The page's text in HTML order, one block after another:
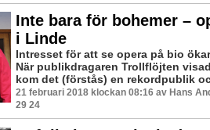
Inte bara för bohemer –
i Linde
Intresset för att se opera på bio
När publikdragaren Trollflöjten
kom det (förstås) en rekordpublik
21 februari 2018 klockan 08:16 av Hans
29 24